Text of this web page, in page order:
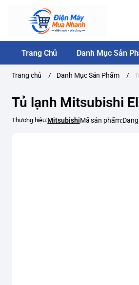
Trang Chủ Danh Mục Sản
Trang chủ / Danh Mục Sản Phẩm /
Tủ lạnh Mitsubishi
Thương hiệu:MitsubishiMã sản phẩm: